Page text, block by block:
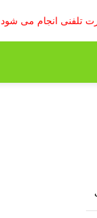
تلفنی انجام می شود.